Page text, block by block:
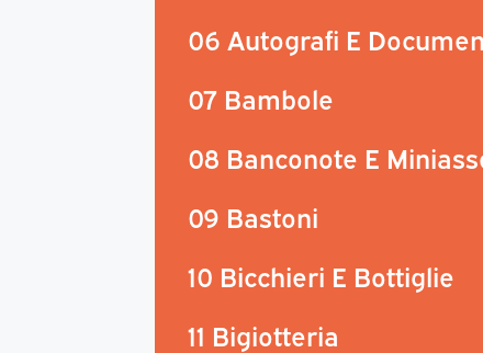
06 Autografi E
07 Bambole
08 Banconote E
09 Bastoni
10 Bicchieri E Bottiglie
11 Bigiotteria